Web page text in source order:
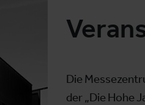
Die
der „Die Hohe